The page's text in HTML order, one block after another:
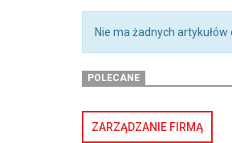
Nie ma żadnych
POLECANE
ZARZĄDZANIE FIRMĄ